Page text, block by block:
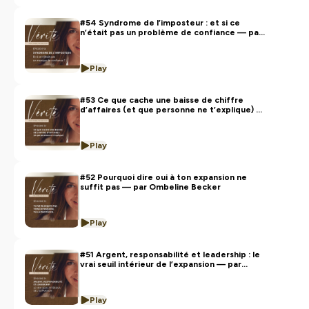
intégrité, tout ce qu'il porte retrouve sa
puissance.
📩contact@nous.ceo
confidentialite pour plus d'informations.
#54 Syndrome de l’imposteur : et si ce
n’était pas un problème de confiance — par
Play
#53 Ce que cache une baisse de chiffre
d’affaires (et que personne ne t’explique) —
Play
#52 Pourquoi dire oui à ton expansion ne
suffit pas — par Ombeline Becker
Play
#51 Argent, responsabilité et leadership : le
vrai seuil intérieur de l’expansion — par
Play